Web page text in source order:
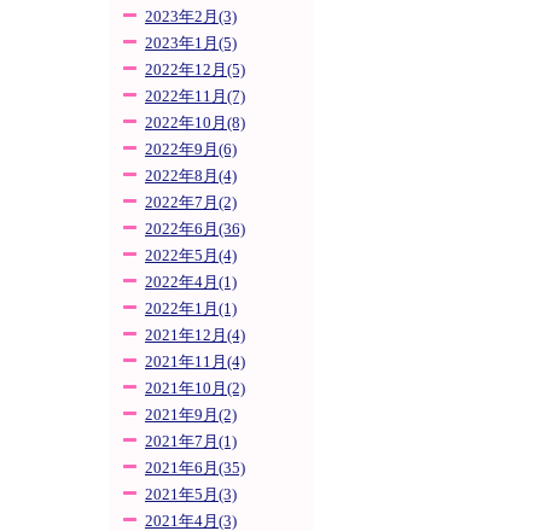
2023年2月(3)
2023年1月(5)
2022年12月(5)
2022年11月(7)
2022年10月(8)
2022年9月(6)
2022年8月(4)
2022年7月(2)
2022年6月(36)
2022年5月(4)
2022年4月(1)
2022年1月(1)
2021年12月(4)
2021年11月(4)
2021年10月(2)
2021年9月(2)
2021年7月(1)
2021年6月(35)
2021年5月(3)
2021年4月(3)